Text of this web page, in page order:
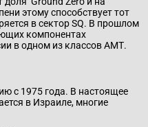
этому способствует тот
в сектор SQ. В прошлом
компонентах
в одном из классов АМТ.
с 1975 года. В настоящее
в Израиле, многие